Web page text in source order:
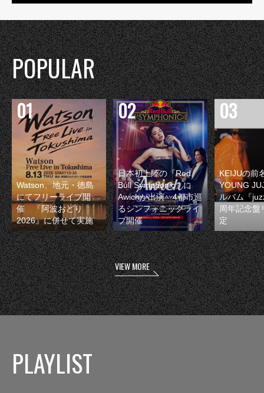
POPULAR
Watson、地元・徳島
にてフリーライブ開
催 『阿波おどり
2026』に併せて実施
日本初上陸の『Red
Bull Symphonic』に
Awichが出演 4都市巡
るシンフォニックライ
ブ開催
KEIJUの前
YOUNG
ルバム『
周年記念盤
定
VIEW MORE
PLAYLIST